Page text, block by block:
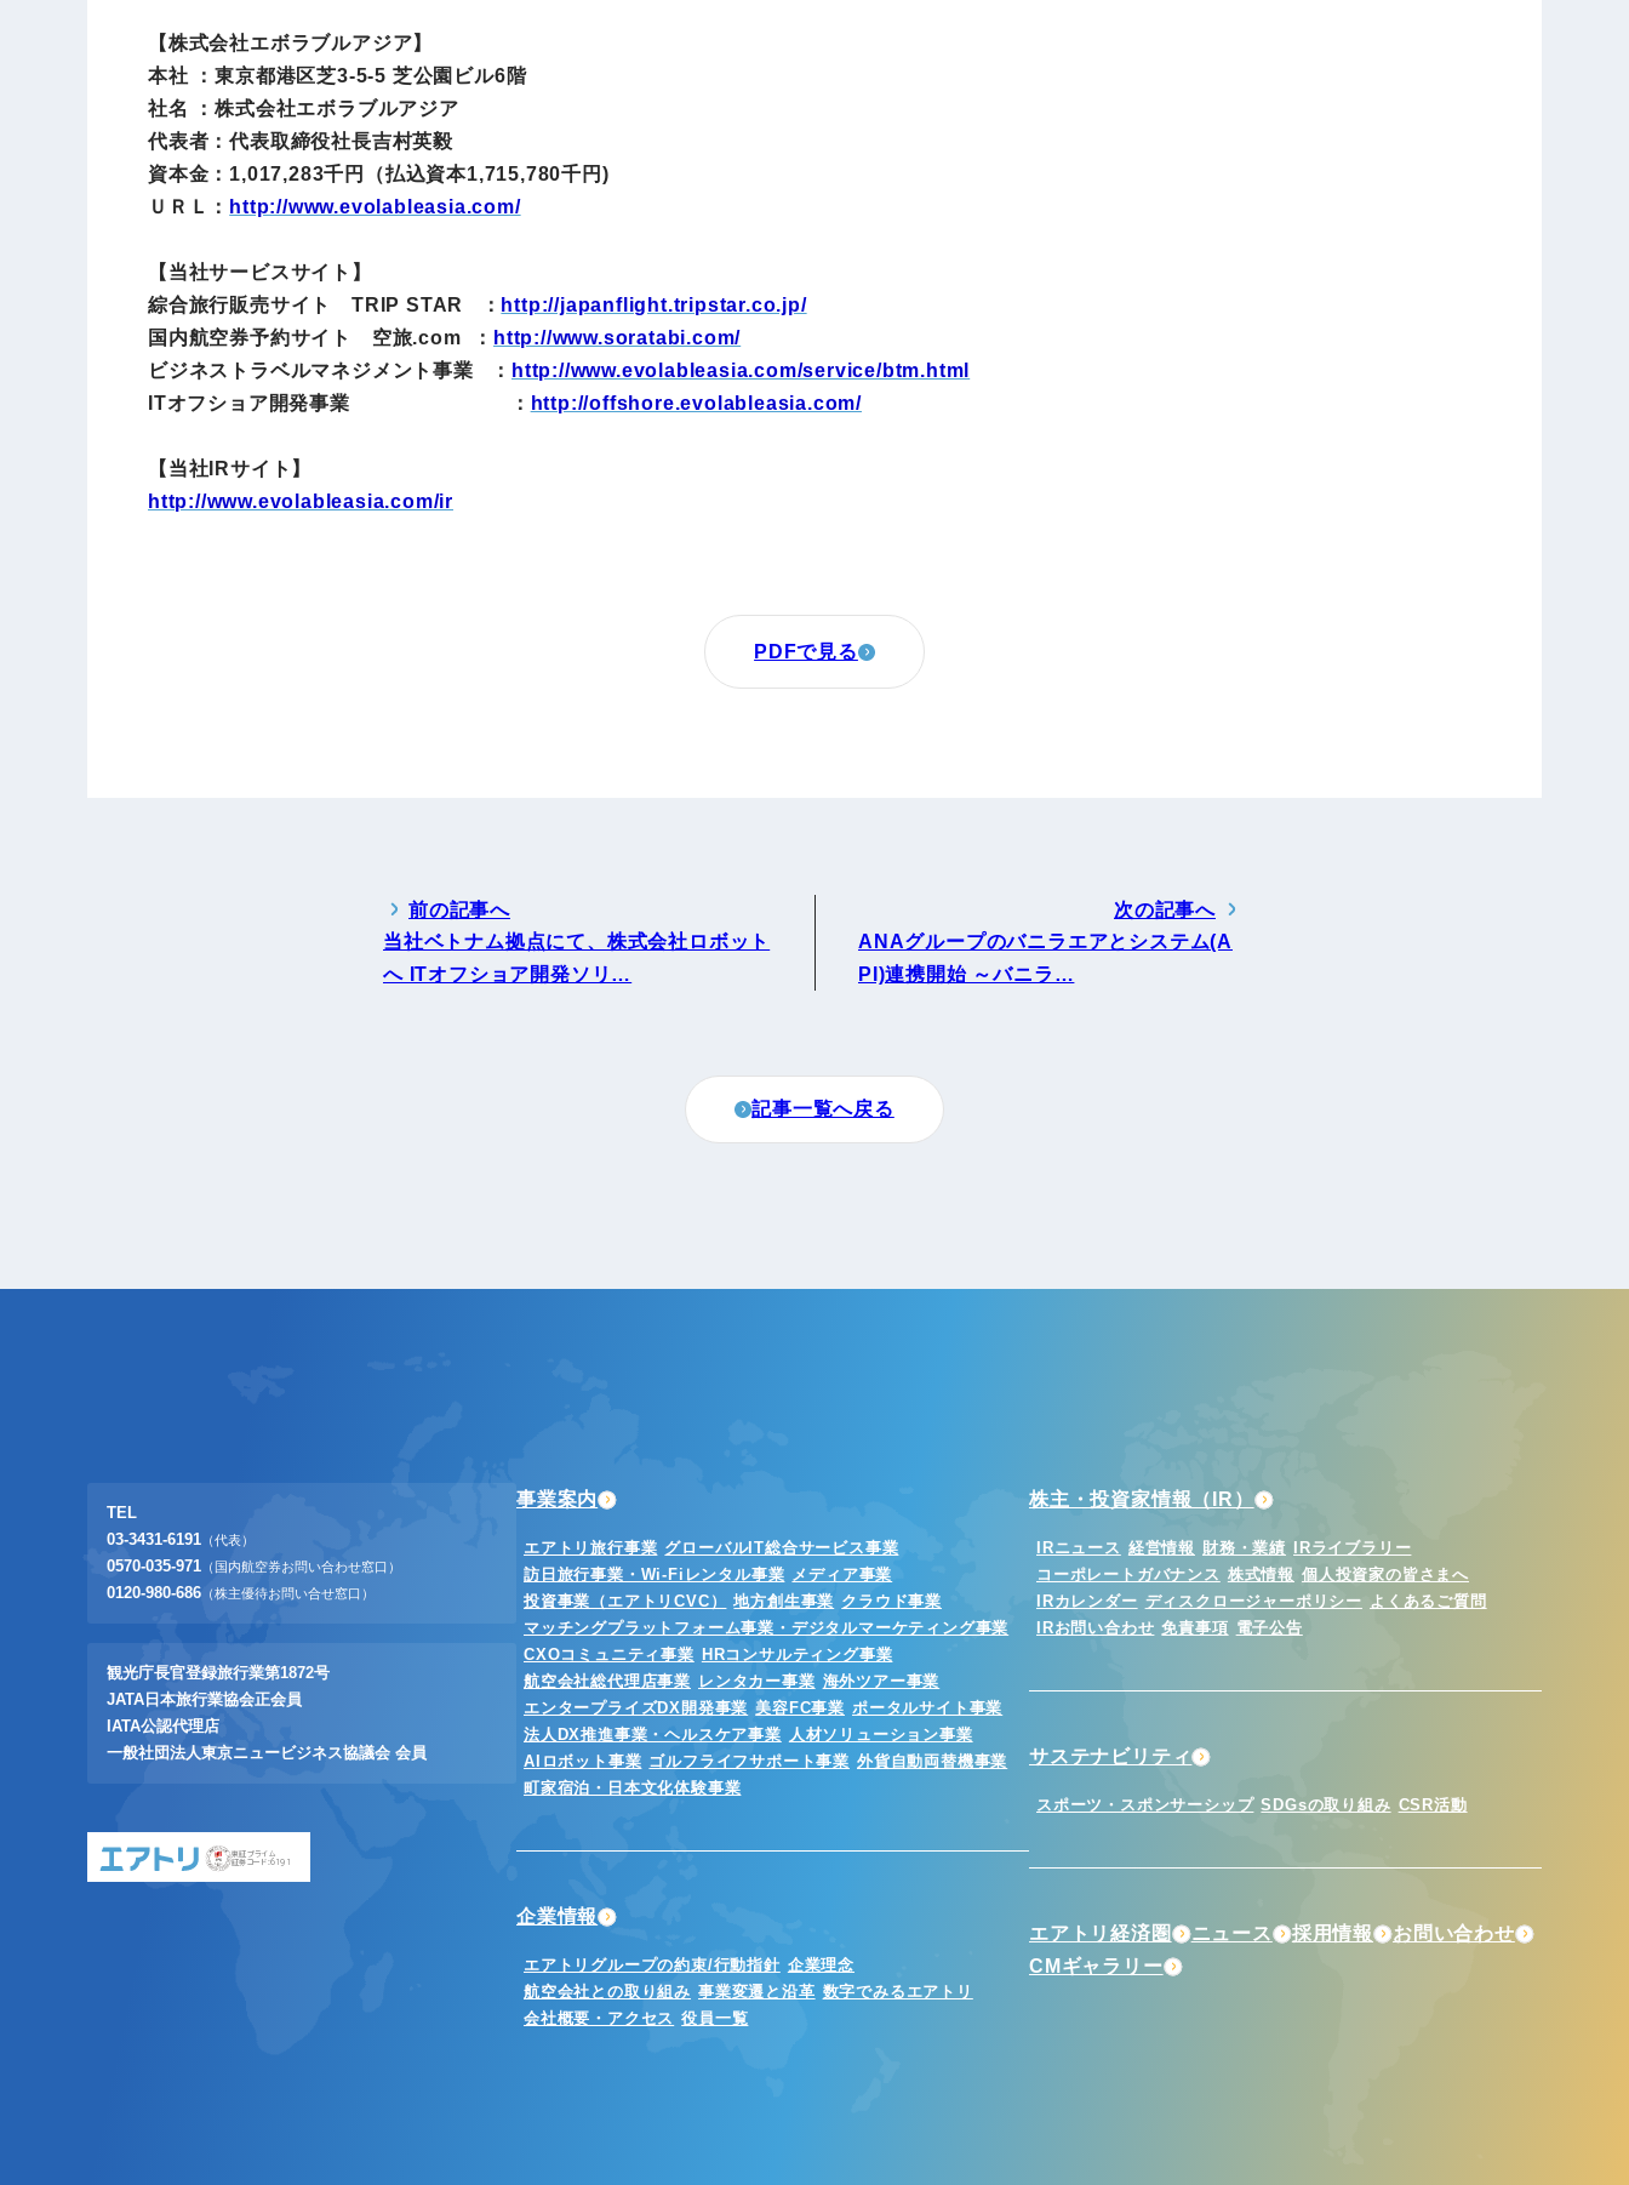
【株式会社エボラブルアジア】
本社 ：東京都港区芝3-5-5 芝公園ビル6階
社名 ：株式会社エボラブルアジア
代表者：代表取締役社長吉村英毅
資本金：1,017,283千円（払込資本1,715,780千円)
ＵＲＬ： http://www.evolableasia.com/
【当社サービスサイト】
綜合旅行販売サイト TRIP STAR ： http://japanflight.tripstar.co.jp/
国内航空券予約サイト 空旅.com ： http://www.soratabi.com/
ビジネストラベルマネジメント事業 ： http://www.evolableasia.com/service/btm.html
ITオフショア開発事業 ： http://offshore.evolableasia.com/
【当社IRサイト】
http://www.evolableasia.com/ir
PDFで見る
前の記事へ
当社ベトナム拠点にて、株式会社ロボット
へ ITオフショア開発ソリ…
次の記事へ
ANAグループのバニラエアとシステム(A
PI)連携開始 ～バニラ…
記事一覧へ戻る
TEL
03-3431-6191 （代表）
0570-035-971 （国内航空券お問い合わせ窓口）
0120-980-686 （株主優待お問い合せ窓口）
観光庁長官登録旅行業第1872号
JATA日本旅行業協会正会員
IATA公認代理店
一般社団法人東京ニュービジネス協議会 会員
東証プライム
証券コード:6191
事業案内
エアトリ旅行事業 グローバルIT総合サービス事業
訪日旅行事業・Wi-Fiレンタル事業 メディア事業
投資事業（エアトリCVC）
地方創生事業 クラウド事業
マッチングプラットフォーム事業・デジタルマーケティング事業
CXOコミュニティ事業 HRコンサルティング事業
航空会社総代理店事業 レンタカー事業 海外ツアー事業
エンタープライズDX開発事業 美容FC事業 ポータルサイト事業
法人DX推進事業・ヘルスケア事業 人材ソリューション事業
AIロボット事業 ゴルフライフサポート事業 外貨自動両替機事業
町家宿泊・日本文化体験事業
企業情報
エアトリグループの約束/行動指針 企業理念
航空会社との取り組み 事業変遷と沿革 数字でみるエアトリ
会社概要・アクセス 役員一覧
株主・投資家情報（IR）
IRニュース 経営情報 財務・業績
IRライブラリー
コーポレートガバナンス 株式情報 個人投資家の皆さまへ
IRカレンダー ディスクロージャーポリシー よくあるご質問
IRお問い合わせ 免責事項 電子公告
サステナビリティ
スポーツ・スポンサーシップ SDGsの取り組み CSR活動
エアトリ経済圏 ニュース 採用情報
お問い合わせ
CMギャラリー